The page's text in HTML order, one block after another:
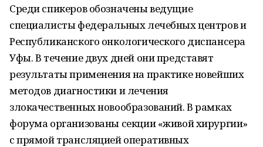
Среди спикеров обозначены ведущие
специалисты федеральных лечебных центров и
Республиканского онкологического диспансера
Уфы. В течение двух дней они представят
результаты применения на практике новейших
методов диагностики и лечения
злокачественных новообразований. В рамках
форума организованы секции «живой хирургии»
с прямой трансляцией оперативных